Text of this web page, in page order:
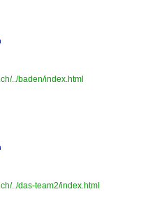
../baden/index.html
../das-team2/index.html